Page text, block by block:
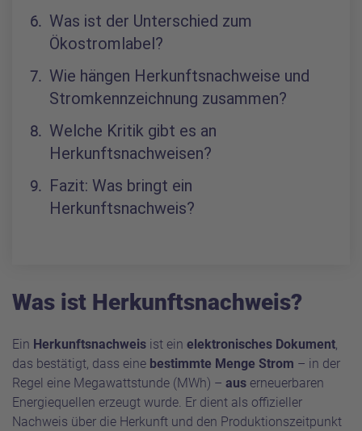
Was ist der Unterschied zum
Ökostromlabel?
Wie hängen Herkunftsnachweise und
Stromkennzeichnung zusammen?
Welche Kritik gibt es an
Herkunftsnachweisen?
Fazit: Was bringt ein
Herkunftsnachweis?
Was ist Herkunftsnachweis?
Ein Herkunftsnachweis ist ein elektronisches Dokument,
das bestätigt, dass eine bestimmte Menge Strom – in der
Regel eine Megawattstunde (MWh) – aus erneuerbaren
Energiequellen erzeugt wurde. Er dient als offizieller
Nachweis über die Herkunft und den Produktionszeitpunkt